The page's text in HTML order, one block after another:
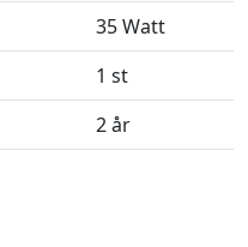
35 Watt
1 st
2 år